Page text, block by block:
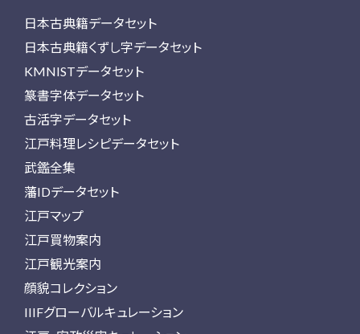
日本古典籍データセット
日本古典籍くずし字データセット
KMNISTデータセット
篆書字体データセット
古活字データセット
江戸料理レシピデータセット
武鑑全集
藩IDデータセット
江戸マップ
江戸買物案内
江戸観光案内
顔貌コレクション
IIIFグローバルキュレーション